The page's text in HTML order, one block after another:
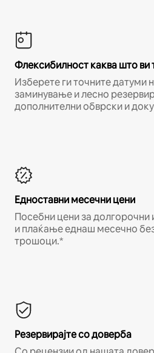
Флексибилност каква што ви
Изберете ги точните датуми
заминување и лесно
дополнителни обврски и
Едноставни месечни цени
Посебни цени за
и плаќање еднаш месечно
трошоци.*
Резервирајте со доверба